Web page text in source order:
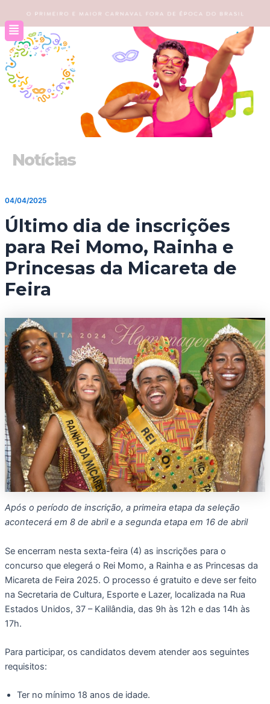
para
conteúdo
Notícias
04/04/2025
Último dia de inscrições
para Rei Momo, Rainha e
Princesas da Micareta de
Feira
Após o período de inscrição, a primeira etapa da seleção
acontecerá em 8 de abril e a segunda etapa em 16 de abril
Se encerram nesta sexta-feira (4) as inscrições para o
concurso que elegerá o Rei Momo, a Rainha e as Princesas da
Micareta de Feira 2025. O processo é gratuito e deve ser feito
na Secretaria de Cultura, Esporte e Lazer, localizada na Rua
Estados Unidos, 37 – Kalilândia, das 9h às 12h e das 14h às
17h.
Para participar, os candidatos devem atender aos seguintes
requisitos:
Ter no mínimo 18 anos de idade.